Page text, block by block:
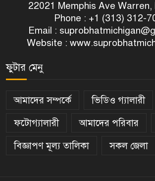
22021 Memphis Ave Warren,
Phone : +1 (313) 312-
Email :
Website :
ফুটার মেনু
আমাদের সম্পর্কে
ভিডিও গ্যালারী
ফটোগ্যালারী
আমাদের পরিবার
বিজ্ঞাপণ মূল্য তালিকা
সকল জেলা